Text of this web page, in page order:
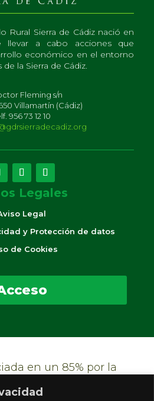
Rural Sierra de Cádiz nació en
llevar a cabo acciones que
económico en el entorno
la Sierra de Cádiz.
Fleming s/n
Villamartín (Cádiz)
956 73 12 10
Legales
Legal
y Protección de datos
de Cookies
en un 85% por la
mediante el Fondo